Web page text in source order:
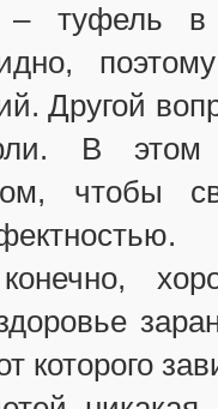
– туфель в
Другой
В этом
чтобы
которого